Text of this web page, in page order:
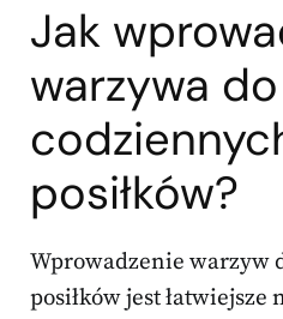
Jak
warzywa do
posiłków?
Wprowadzenie warzyw
posiłków jest łatwiejsze